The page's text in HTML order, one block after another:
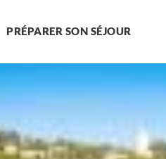
PRÉPARER SON SÉJOUR